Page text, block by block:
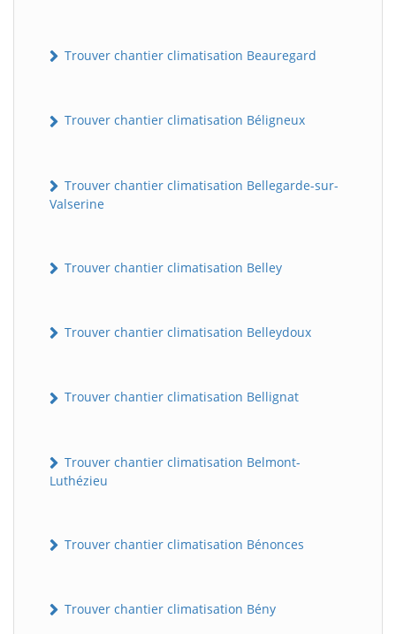
Trouver chantier climatisation Beauregard
Trouver chantier climatisation Béligneux
Trouver chantier climatisation Bellegarde-sur-
Valserine
Trouver chantier climatisation Belley
Trouver chantier climatisation Belleydoux
Trouver chantier climatisation Bellignat
Trouver chantier climatisation Belmont-
Luthézieu
Trouver chantier climatisation Bénonces
Trouver chantier climatisation Bény